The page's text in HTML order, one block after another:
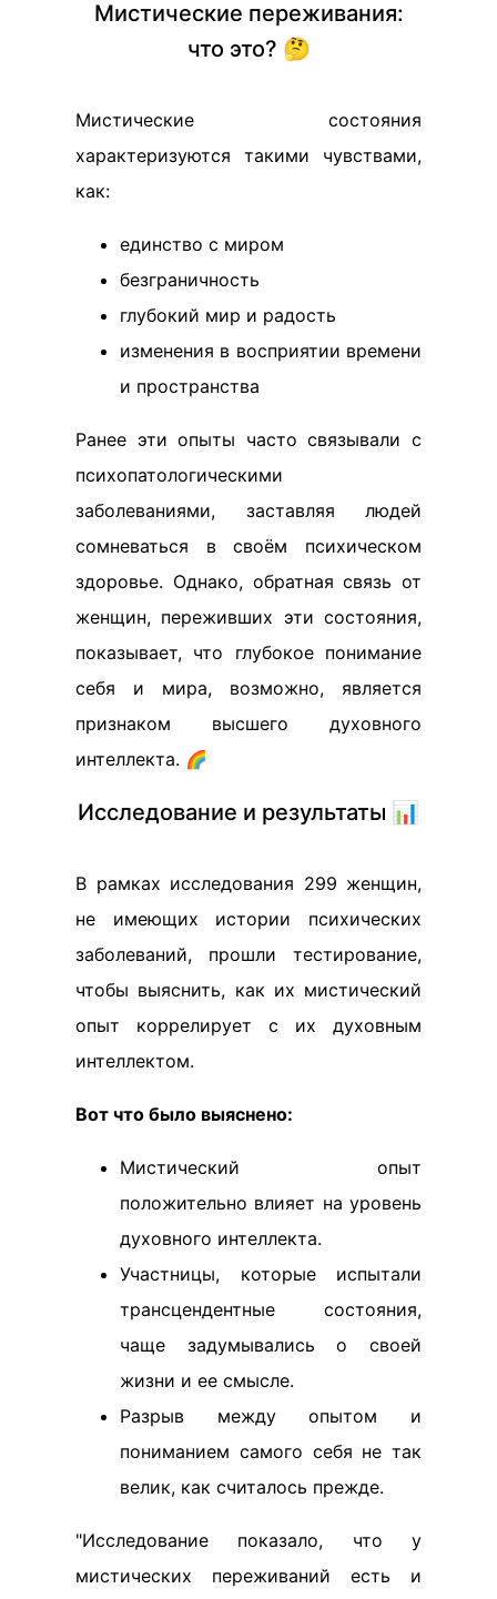
Мистические переживания:
что это? 🤔
Мистические состояния
характеризуются такими чувствами,
как:
единство с миром
безграничность
глубокий мир и радость
изменения в восприятии времени
и пространства
Ранее эти опыты часто связывали с
психопатологическими
заболеваниями, заставляя людей
сомневаться в своём психическом
здоровье. Однако, обратная связь от
женщин, переживших эти состояния,
показывает, что глубокое понимание
себя и мира, возможно, является
признаком высшего духовного
интеллекта. 🌈
Исследование и результаты 📊
В рамках исследования 299 женщин,
не имеющих истории психических
заболеваний, прошли тестирование,
чтобы выяснить, как их мистический
опыт коррелирует с их духовным
интеллектом.
Вот что было выяснено:
Мистический опыт
положительно влияет на уровень
духовного интеллекта.
Участницы, которые испытали
трансцендентные состояния,
чаще задумывались о своей
жизни и ее смысле.
Разрыв между опытом и
пониманием самого себя не так
велик, как считалось прежде.
"Исследование показало, что у
мистических переживаний есть и